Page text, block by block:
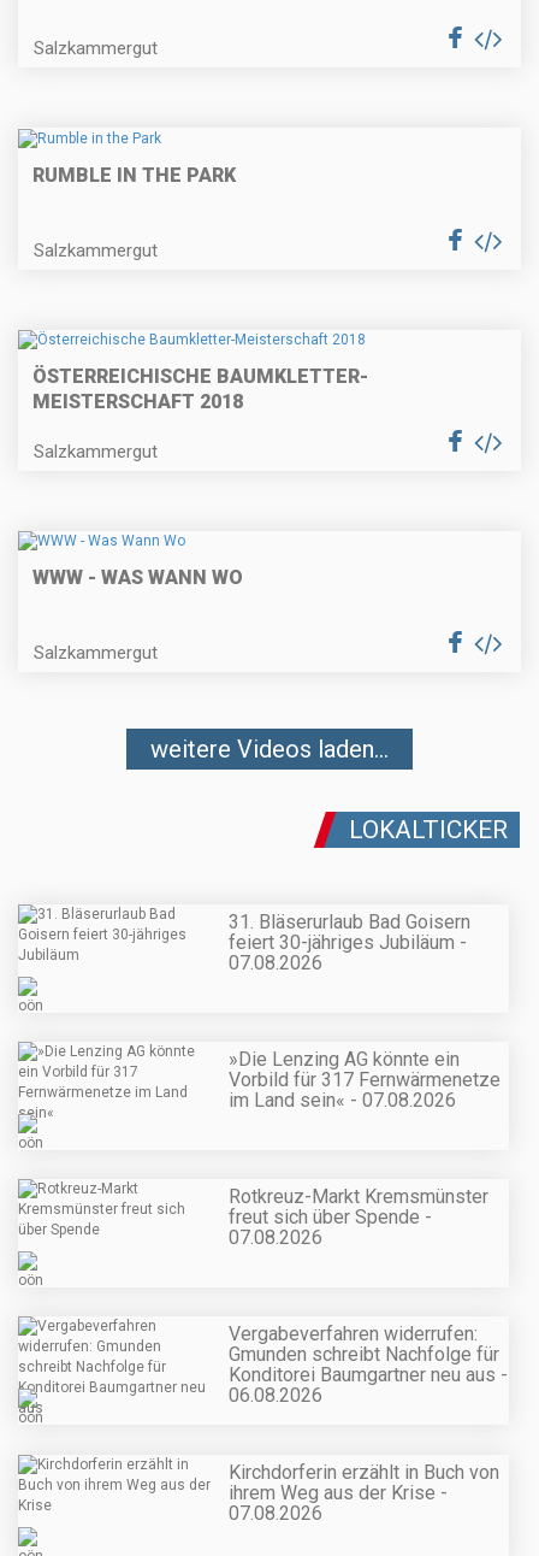
Salzkammergut
RUMBLE IN THE PARK
Salzkammergut
ÖSTERREICHISCHE BAUMKLETTER-
MEISTERSCHAFT 2018
Salzkammergut
WWW - WAS WANN WO
Salzkammergut
weitere Videos laden...
LOKALTICKER
31. Bläserurlaub Bad Goisern
feiert 30-jähriges Jubiläum -
07.08.2026
»Die Lenzing AG könnte ein
Vorbild für 317 Fernwärmenetze
im Land sein« - 07.08.2026
Rotkreuz-Markt Kremsmünster
freut sich über Spende -
07.08.2026
Vergabeverfahren widerrufen:
Gmunden schreibt Nachfolge für
Konditorei Baumgartner neu aus -
06.08.2026
Kirchdorferin erzählt in Buch von
ihrem Weg aus der Krise -
07.08.2026